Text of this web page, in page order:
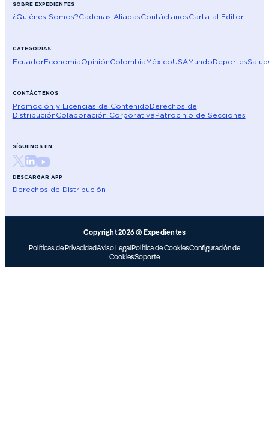
SOBRE EXPEDIENTES
¿Quiénes Somos?Cadenas AliadasContáctanosCarta al Editor
CATEGORÍAS
EcuadorEconomíaOpiniónColombiaMéxicoUSAMundoDeportesSalud
CONTÁCTENOS
Promoción y Licencias de ContenidoDerechos de
DistribuciónColaboración CorporativaPatrocinio de Secciones
SÍGUENOS EN
DESCARGAR APP
Derechos de Distribución
Copyright 2026 © Expedientes
Políticas de PrivacidadAviso LegalPolítica de CookiesConfiguración de
CookiesSoporte